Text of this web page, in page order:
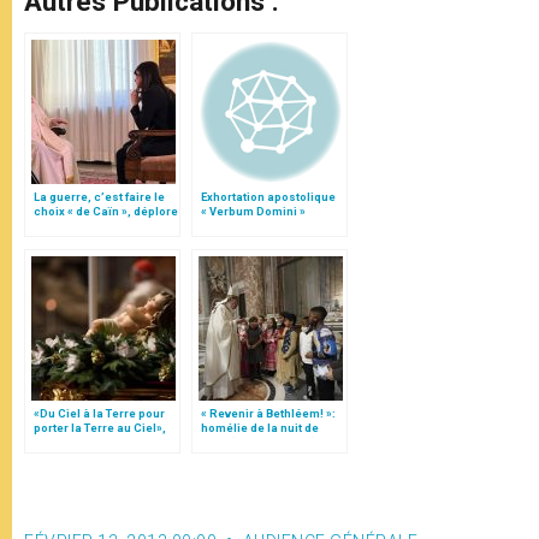
La guerre, c’est faire le
choix « de Caïn », déplore
Exhortation apostolique
« Verbum Domini »
«Du Ciel à la Terre pour
porter la Terre au Ciel»,
« Revenir à Bethléem! »:
homélie de la nuit de
Noël (texte complet)